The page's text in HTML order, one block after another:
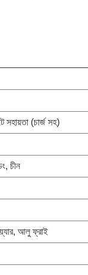
সহায়তা (চার্জ সহ)
চীন
আলু ফ্রাই